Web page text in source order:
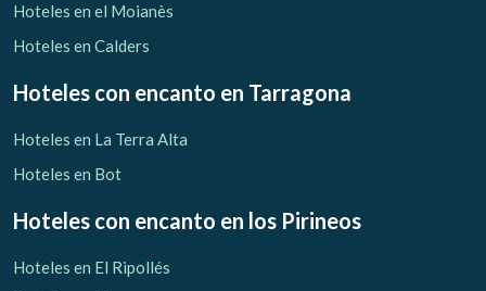
Hoteles en el Moianès
Hoteles en Calders
Hoteles con encanto en Tarragona
Hoteles en La Terra Alta
Hoteles en Bot
Hoteles con encanto en los Pirineos
Hoteles en El Ripollés